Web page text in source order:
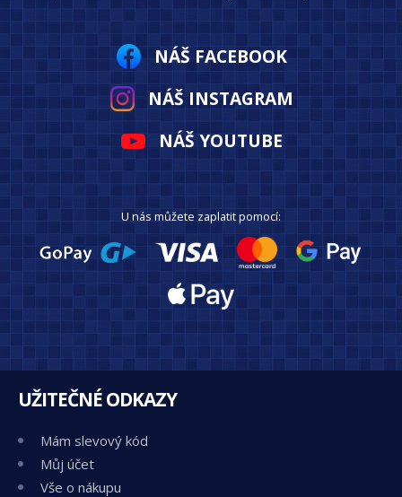
NÁŠ FACEBOOK
NÁŠ INSTAGRAM
NÁŠ YOUTUBE
U nás můžete zaplatit pomocí:
UŽITEČNÉ ODKAZY
Mám slevový kód
Můj účet
Vše o nákupu